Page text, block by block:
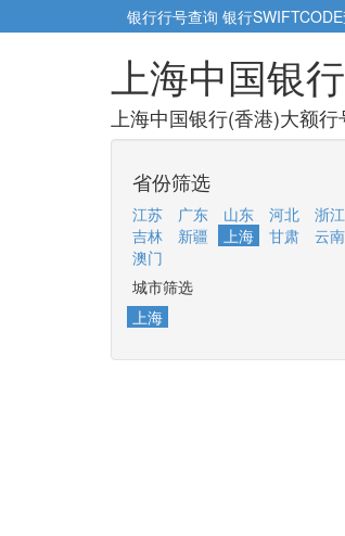
银行行号查询 银行
上海中国银
上海中国银行(香港)大额
省份筛选
江苏 广东 山东 河北 浙江
吉林
新疆 上海 甘肃 云南
澳门
城市筛选
上海